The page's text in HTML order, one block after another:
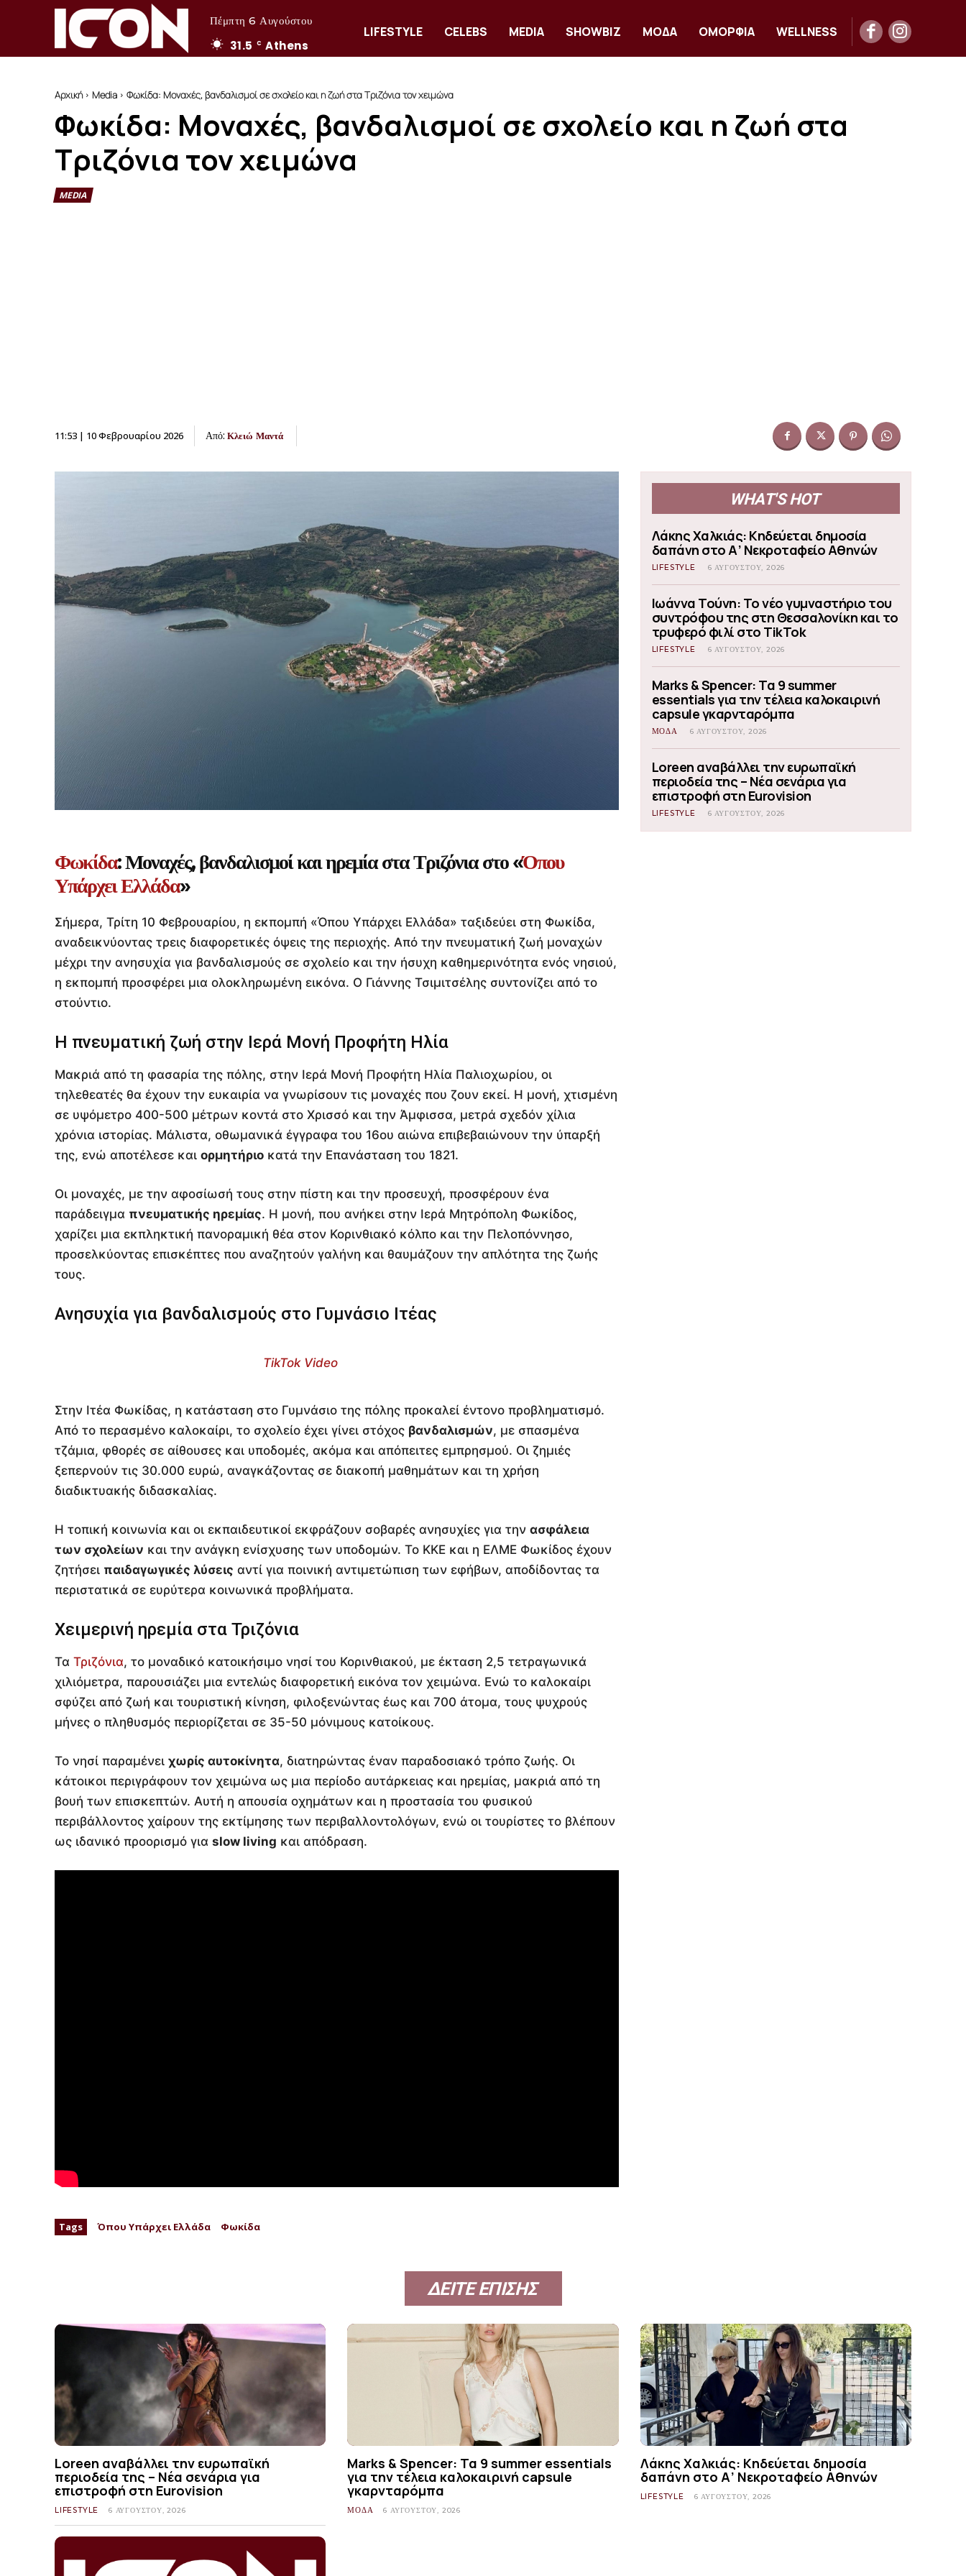
Πέμπτη 6 Αυγούστου
31.5 C Athens
LIFESTYLE CELEBS MEDIA SHOWBIZ ΜΟΔΑ ΟΜΟΡΦΙΑ WELLNESS
Αρχική Media Φωκίδα: Μοναχές, βανδαλισμοί σε σχολείο και η ζωή στα Τριζόνια τον χειμώνα
Φωκίδα: Μοναχές, βανδαλισμοί σε σχολείο και η ζωή στα
Τριζόνια τον χειμώνα
MEDIA
11:53 | 10 Φεβρουαρίου 2026 Από: Κλειώ Μαντά
Φωκίδα: Μοναχές, βανδαλισμοί και ηρεμία στα Τριζόνια στο «Όπου
Υπάρχει Ελλάδα»
Σήμερα, Τρίτη 10 Φεβρουαρίου, η εκπομπή «Όπου Υπάρχει Ελλάδα» ταξιδεύει στη Φωκίδα,
αναδεικνύοντας τρεις διαφορετικές όψεις της περιοχής. Από την πνευματική ζωή μοναχών
μέχρι την ανησυχία για βανδαλισμούς σε σχολείο και την ήσυχη καθημερινότητα ενός νησιού,
η εκπομπή προσφέρει μια ολοκληρωμένη εικόνα. Ο Γιάννης Τσιμιτσέλης συντονίζει από το
στούντιο.
Η πνευματική ζωή στην Ιερά Μονή Προφήτη Ηλία
Μακριά από τη φασαρία της πόλης, στην Ιερά Μονή Προφήτη Ηλία Παλιοχωρίου, οι
τηλεθεατές θα έχουν την ευκαιρία να γνωρίσουν τις μοναχές που ζουν εκεί. Η μονή, χτισμένη
σε υψόμετρο 400-500 μέτρων κοντά στο Χρισσό και την Άμφισσα, μετρά σχεδόν χίλια
χρόνια ιστορίας. Μάλιστα, οθωμανικά έγγραφα του 16ου αιώνα επιβεβαιώνουν την ύπαρξή
της, ενώ αποτέλεσε και ορμητήριο κατά την Επανάσταση του 1821.
Οι μοναχές, με την αφοσίωσή τους στην πίστη και την προσευχή, προσφέρουν ένα
παράδειγμα πνευματικής ηρεμίας. Η μονή, που ανήκει στην Ιερά Μητρόπολη Φωκίδος,
χαρίζει μια εκπληκτική πανοραμική θέα στον Κορινθιακό κόλπο και την Πελοπόννησο,
προσελκύοντας επισκέπτες που αναζητούν γαλήνη και θαυμάζουν την απλότητα της ζωής
τους.
Ανησυχία για βανδαλισμούς στο Γυμνάσιο Ιτέας
TikTok Video
Στην Ιτέα Φωκίδας, η κατάσταση στο Γυμνάσιο της πόλης προκαλεί έντονο προβληματισμό.
Από το περασμένο καλοκαίρι, το σχολείο έχει γίνει στόχος βανδαλισμών, με σπασμένα
τζάμια, φθορές σε αίθουσες και υποδομές, ακόμα και απόπειτες εμπρησμού. Οι ζημιές
ξεπερνούν τις 30.000 ευρώ, αναγκάζοντας σε διακοπή μαθημάτων και τη χρήση
διαδικτυακής διδασκαλίας.
Η τοπική κοινωνία και οι εκπαιδευτικοί εκφράζουν σοβαρές ανησυχίες για την ασφάλεια
των σχολείων και την ανάγκη ενίσχυσης των υποδομών. Το ΚΚΕ και η ΕΛΜΕ Φωκίδος έχουν
ζητήσει παιδαγωγικές λύσεις αντί για ποινική αντιμετώπιση των εφήβων, αποδίδοντας τα
περιστατικά σε ευρύτερα κοινωνικά προβλήματα.
Χειμερινή ηρεμία στα Τριζόνια
Τα Τριζόνια, το μοναδικό κατοικήσιμο νησί του Κορινθιακού, με έκταση 2,5 τετραγωνικά
χιλιόμετρα, παρουσιάζει μια εντελώς διαφορετική εικόνα τον χειμώνα. Ενώ το καλοκαίρι
σφύζει από ζωή και τουριστική κίνηση, φιλοξενώντας έως και 700 άτομα, τους ψυχρούς
μήνες ο πληθυσμός περιορίζεται σε 35-50 μόνιμους κατοίκους.
Το νησί παραμένει χωρίς αυτοκίνητα, διατηρώντας έναν παραδοσιακό τρόπο ζωής. Οι
κάτοικοι περιγράφουν τον χειμώνα ως μια περίοδο αυτάρκειας και ηρεμίας, μακριά από τη
βουή των επισκεπτών. Αυτή η απουσία οχημάτων και η προστασία του φυσικού
περιβάλλοντος χαίρουν της εκτίμησης των περιβαλλοντολόγων, ενώ οι τουρίστες το βλέπουν
ως ιδανικό προορισμό για slow living και απόδραση.
Tags Όπου Υπάρχει Ελλάδα Φωκίδα
WHAT'S HOT
Λάκης Χαλκιάς: Κηδεύεται δημοσία
δαπάνη στο Α’ Νεκροταφείο Αθηνών
LIFESTYLE 6 ΑΥΓΟΎΣΤΟΥ, 2026
Ιωάννα Τούνη: Το νέο γυμναστήριο του
συντρόφου της στη Θεσσαλονίκη και το
τρυφερό φιλί στο TikTok
LIFESTYLE 6 ΑΥΓΟΎΣΤΟΥ, 2026
Marks & Spencer: Τα 9 summer
essentials για την τέλεια καλοκαιρινή
capsule γκαρνταρόμπα
ΜΟΔΑ 6 ΑΥΓΟΎΣΤΟΥ, 2026
Loreen αναβάλλει την ευρωπαϊκή
περιοδεία της – Νέα σενάρια για
επιστροφή στη Eurovision
LIFESTYLE 6 ΑΥΓΟΎΣΤΟΥ, 2026
ΔΕΙΤΕ ΕΠΙΣΗΣ
Loreen αναβάλλει την ευρωπαϊκή
περιοδεία της – Νέα σενάρια για
επιστροφή στη Eurovision
LIFESTYLE 6 ΑΥΓΟΎΣΤΟΥ, 2026
Marks & Spencer: Τα 9 summer essentials
για την τέλεια καλοκαιρινή capsule
γκαρνταρόμπα
ΜΟΔΑ 6 ΑΥΓΟΎΣΤΟΥ, 2026
Λάκης Χαλκιάς: Κηδεύεται δημοσία
δαπάνη στο Α’ Νεκροταφείο Αθηνών
LIFESTYLE 6 ΑΥΓΟΎΣΤΟΥ, 2026